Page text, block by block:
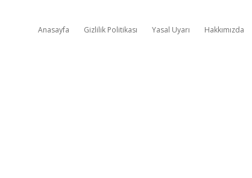
Anasayfa Gizlilik Politikası Yasal Uyarı Hakkımızda